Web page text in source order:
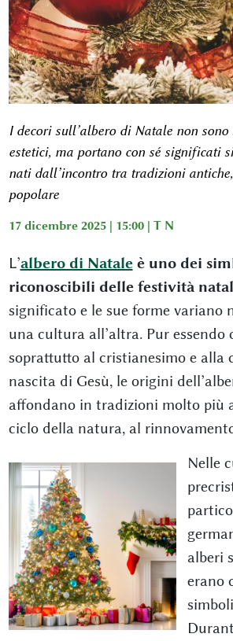
I decori sull’albero di Natale non
estetici, ma portano con sé significati
nati dall’incontro tra tradizioni
popolare
17 dicembre 2025 | 15:00 | T N
L’albero di Nataleè uno dei
riconoscibili delle festività
significato e le sue forme variano
una cultura all’altra. Pur essendo
soprattutto al cristianesimo e alla
nascita di Gesù, le origini
affondano in tradizioni molto più
ciclo della natura, al
Nelle
alberi
erano